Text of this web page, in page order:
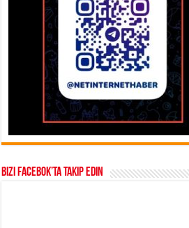
Bizi Facebok’ta takip edin